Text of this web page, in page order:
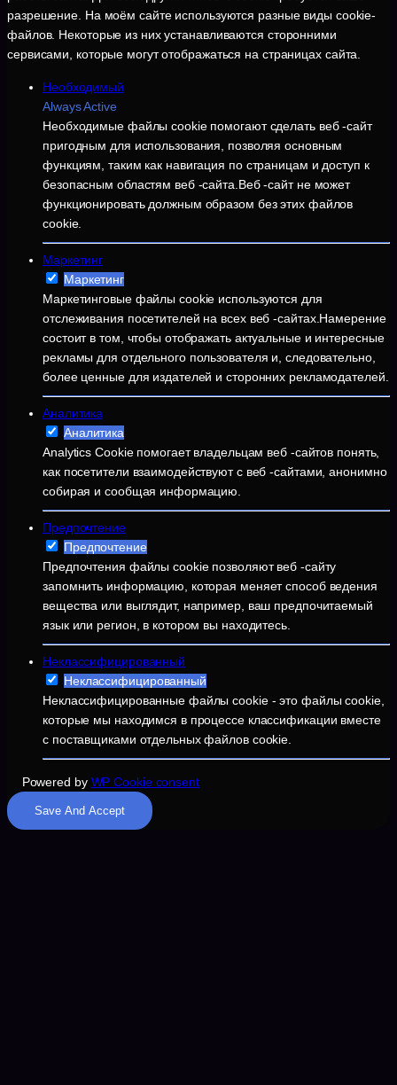
разрешение. На моём сайте используются разные виды cookie-
файлов. Некоторые из них устанавливаются сторонними
сервисами, которые могут отображаться на страницах сайта.
Необходимый
Always Active
Необходимые файлы cookie помогают сделать веб -сайт
пригодным для использования, позволяя основным
функциям, таким как навигация по страницам и доступ к
безопасным областям веб -сайта.Веб -сайт не может
функционировать должным образом без этих файлов
cookie.
Маркетинг
Маркетинг
Маркетинговые файлы cookie используются для
отслеживания посетителей на всех веб -сайтах.Намерение
состоит в том, чтобы отображать актуальные и интересные
рекламы для отдельного пользователя и, следовательно,
более ценные для издателей и сторонних рекламодателей.
Аналитика
Аналитика
Analytics Cookie помогает владельцам веб -сайтов понять,
как посетители взаимодействуют с веб -сайтами, анонимно
собирая и сообщая информацию.
Предпочтение
Предпочтение
Предпочтения файлы cookie позволяют веб -сайту
запомнить информацию, которая меняет способ ведения
вещества или выглядит, например, ваш предпочитаемый
язык или регион, в котором вы находитесь.
Неклассифицированный
Неклассифицированный
Неклассифицированные файлы cookie - это файлы cookie,
которые мы находимся в процессе классификации вместе
с поставщиками отдельных файлов cookie.
Powered by WP Cookie consent
Save And Accept